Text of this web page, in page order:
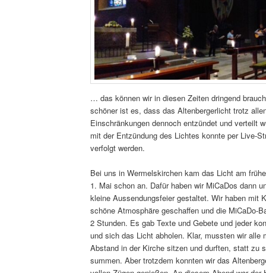
… das können wir in diesen Zeiten dringend
schöner ist es, dass das Altenbergerlicht trotz
Einschränkungen dennoch entzündet und verteilt
mit der Entzündung des Lichtes konnte per Live-
verfolgt werden.
Bei uns in Wermelskirchen kam das Licht am
1. Mai schon an. Dafür haben wir MiCaDos dann
kleine Aussendungsfeier gestaltet. Wir haben mit
schöne Atmosphäre geschaffen und die MiCaDo-
2 Stunden. Es gab Texte und Gebete und jeder
und sich das Licht abholen. Klar, mussten wir alle
Abstand in der Kirche sitzen und durften, statt zu
summen. Aber trotzdem konnten wir das